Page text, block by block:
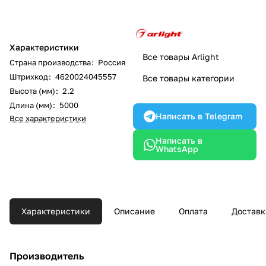
Характеристики
Страна производства: Россия
Штрихкод: 4620024045557
Высота (мм): 2.2
Длина (мм): 5000
Все характеристики
Все товары Arlight
Все товары категории
Написать в Telegram
Написать в
WhatsApp
Характеристики Описание Оплата
Производитель